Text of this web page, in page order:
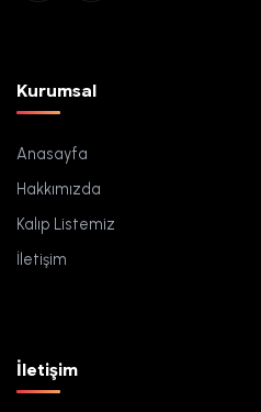
Kurumsal
Anasayfa
Hakkımızda
Kalıp Listemiz
İletişim
İletişim